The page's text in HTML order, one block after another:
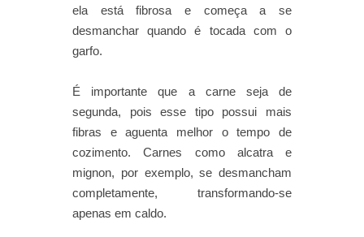
ela está fibrosa e começa a se
desmanchar quando é tocada com o
garfo.
É importante que a carne seja de
segunda, pois esse tipo possui mais
fibras e aguenta melhor o tempo de
cozimento. Carnes como alcatra e
mignon, por exemplo, se desmancham
completamente, transformando-se
apenas em caldo.